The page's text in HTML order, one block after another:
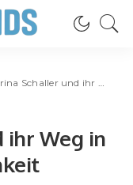
Schaller und ihr Weg in die Öffentlichkeit
ihr Weg in